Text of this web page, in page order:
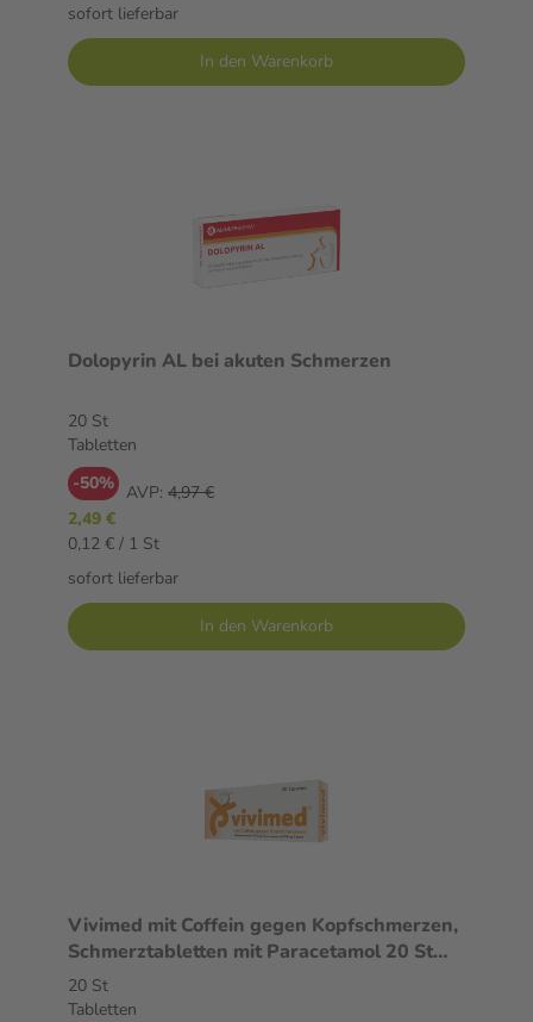
sofort lieferbar
In den Warenkorb
Dolopyrin AL bei akuten Schmerzen
20 St
Tabletten
-50% AVP: 4,97 €
2,49 €
0,12 € / 1 St
sofort lieferbar
In den Warenkorb
Vivimed mit Coffein gegen Kopfschmerzen,
Schmerztabletten mit Paracetamol 20 St
Tabletten
20 St
Tabletten